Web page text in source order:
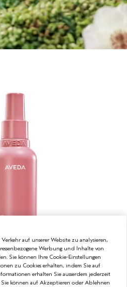
auf unserer Website zu analysieren,
Werbung und Inhalte von
Sie können Ihre Cookie-Einstellungen
zu Cookies erhalten, indem Sie auf
erhalten Sie ausserdem jederzeit
können auf Akzeptieren oder Ablehnen